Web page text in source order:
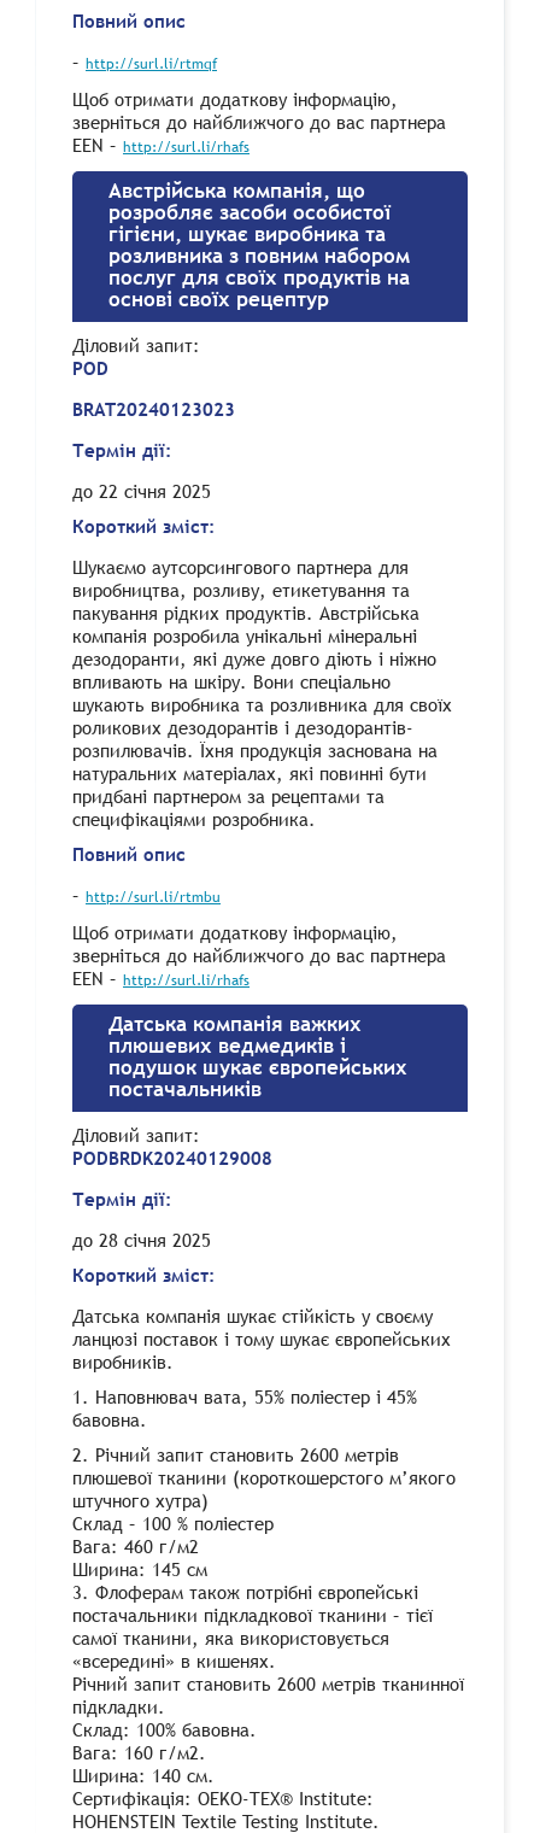
Повний опис
– http://surl.li/rtmqf
Щоб отримати додаткову інформацію,
зверніться до найближчого до вас партнера
EEN – http://surl.li/rhafs
Австрійська компанія, що
розробляє засоби особистої
гігієни, шукає виробника та
розливника з повним набором
послуг для своїх продуктів на
основі своїх рецептур
Діловий запит:
POD
BRAT20240123023
Термін дії:
до 22 січня 2025
Короткий зміст:
Шукаємо аутсорсингового партнера для
виробництва, розливу, етикетування та
пакування рідких продуктів. Австрійська
компанія розробила унікальні мінеральні
дезодоранти, які дуже довго діють і ніжно
впливають на шкіру. Вони спеціально
шукають виробника та розливника для своїх
роликових дезодорантів і дезодорантів-
розпилювачів. Їхня продукція заснована на
натуральних матеріалах, які повинні бути
придбані партнером за рецептами та
специфікаціями розробника.
Повний опис
– http://surl.li/rtmbu
Щоб отримати додаткову інформацію,
зверніться до найближчого до вас партнера
EEN – http://surl.li/rhafs
Датська компанія важких
плюшевих ведмедиків і
подушок шукає європейських
постачальників
Діловий запит:
PODBRDK20240129008
Термін дії:
до 28 січня 2025
Короткий зміст:
Датська компанія шукає стійкість у своєму
ланцюзі поставок і тому шукає європейських
виробників.
1. Наповнювач вата, 55% поліестер і 45%
бавовна.
2. Річний запит становить 2600 метрів
плюшевої тканини (короткошерстого м’якого
штучного хутра)
Склад – 100 % поліестер
Вага: 460 г/м2
Ширина: 145 см
3. Флоферам також потрібні європейські
постачальники підкладкової тканини – тієї
самої тканини, яка використовується
«всередині» в кишенях.
Річний запит становить 2600 метрів тканинної
підкладки.
Склад: 100% бавовна.
Вага: 160 г/м2.
Ширина: 140 см.
Сертифікація: OEKO-TEX® Institute:
HOHENSTEIN Textile Testing Institute.